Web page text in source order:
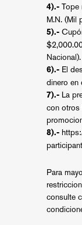
4).- Tope
M.N. (Mil
5).-
Nacional).
6).- El
dinero en
7).- La
con otros
8).-
Para
consulte